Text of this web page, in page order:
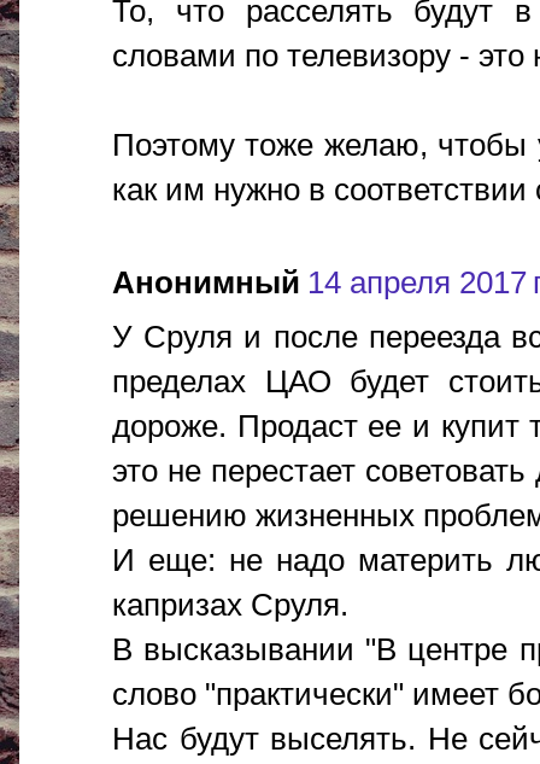
То, что расселять будут
словами по телевизору - это
Поэтому тоже желаю, чтобы
как им нужно в соответствии
Анонимный 14 апреля 2017
У Сруля и после переезда
пределах ЦАО будет
дороже. Продаст ее и купит
это не перестает
решению жизненных
И еще: не надо материть
капризах Сруля.
В высказывании "В центре
слово "практически" имеет
Нас будут выселять. Не